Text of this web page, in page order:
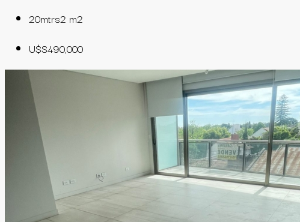
20mtrs2 m2
U$S490,000